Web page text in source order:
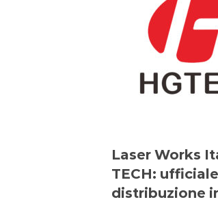
Laser Works
TECH:
distribuzione